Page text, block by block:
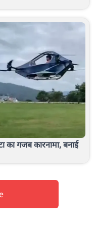
का गजब कारनामा, बनाई